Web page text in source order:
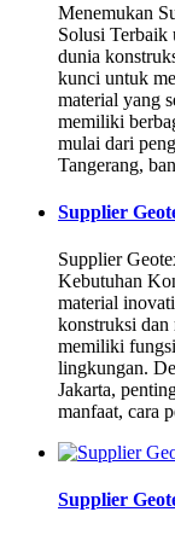
Menemukan
Solusi
dunia
kunci untuk
material yang
memiliki
mulai dari
Tangerang,
Supplier
Supplier
Kebutuhan
material
konstruksi dan
memiliki
lingkungan.
Jakarta,
manfaat, cara
Supplier